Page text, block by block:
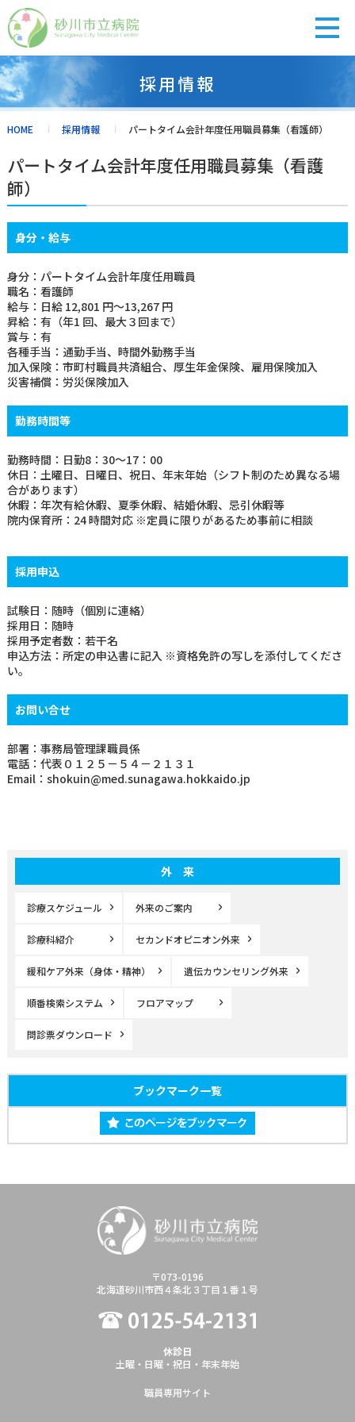
診療担当医表
休診・代診 アクセス
外来のご案内
入院・面会
健診・人間ドック
診療科紹介
部門紹介
看護部 臨床研修医・専攻医
採用情報
外 来
診療スケジュール 外来のご案内
診療科紹介 セカンドオピニオン外来
緩和ケア外来（身体・精神） 遺伝カウンセリング外来
順番検索システム フロアマップ
問診票ダウンロード
ブックマーク一覧
HOME 採用情報 パートタイム会計年度任用職員募集（看護師）
パートタイム会計年度任用職員募集（看護
師）
身分・給与
身分：パートタイム会計年度任用職員
職名：看護師
給与：日給 12,801 円～13,267 円
昇給：有（年1 回、最大３回まで）
賞与：有
各種手当：通勤手当、時間外勤務手当
加入保険：市町村職員共済組合、厚生年金保険、雇用保険加入
災害補償：労災保険加入
勤務時間等
勤務時間：日勤8：30～17：00
休日：土曜日、日曜日、祝日、年末年始（シフト制のため異なる場
合があります）
休暇：年次有給休暇、夏季休暇、結婚休暇、忌引休暇等
院内保育所：24 時間対応 ※定員に限りがあるため事前に相談
採用申込
試験日：随時（個別に連絡）
採用日：随時
採用予定者数：若干名
申込方法：所定の申込書に記入 ※資格免許の写しを添付してくださ
い。
お問い合せ
部署：事務局管理課職員係
電話：代表０１２５－５４－２１３１
Email：shokuin@med.sunagawa.hokkaido.jp
〒073-0196
北海道砂川市西４条北３丁目１番１号
休診日
土曜・日曜・祝日・年末年始
職員専用サイト